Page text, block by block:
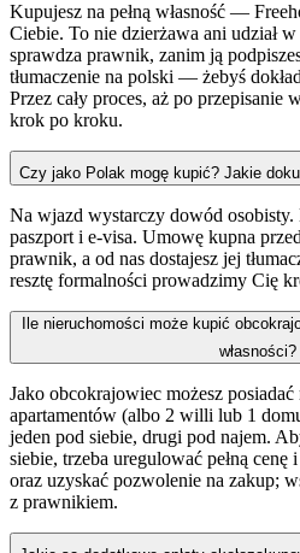
Kupujesz na pełną własność —
Ciebie. To nie dzierżawa ani udział
sprawdza prawnik, zanim ją
tłumaczenie na polski — żebyś
Przez cały proces, aż po przepisanie
krok po kroku.
Czy jako Polak mogę kupić? Jakie
Na wjazd wystarczy dowód
paszport i e-visa. Umowę kupna
prawnik, a od nas dostajesz jej
resztę formalności prowadzimy Cię
Ile nieruchomości może kupić
własności?
Jako obcokrajowiec możesz
apartamentów (albo 2 willi lub 1
jeden pod siebie, drugi pod najem.
siebie, trzeba uregulować pełną cenę
oraz uzyskać pozwolenie na zakup;
z prawnikiem.